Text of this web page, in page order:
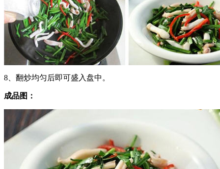
8、翻炒均匀后即可盛入盘中。
成品图：